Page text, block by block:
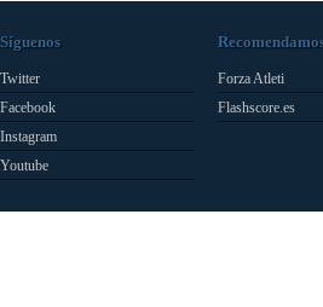
Síguenos
Twitter
Facebook
Instagram
Youtube
Forza Atleti
Flashscore.es